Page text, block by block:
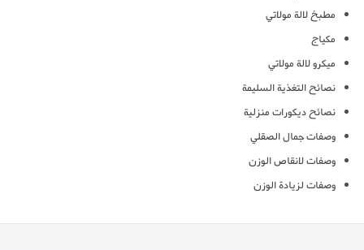
مطبخ لالة مولاتي
مكياج
ميكرو لالة مولاتي
نصائح التغذية السليمة
نصائح ديكورات منزلية
وصفات جمال الصقلي
وصفات لانقاص الوزن
وصفات لزيادة الوزن